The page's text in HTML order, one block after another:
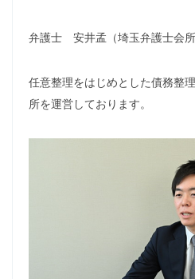
弁護士 安井孟（埼玉弁護士会所
任意整理をはじめとした債務整
所を運営しております。